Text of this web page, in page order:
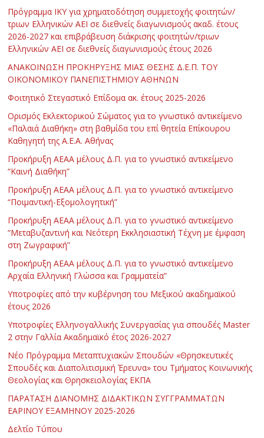
Πρόγραμμα ΙΚΥ για χρηματοδότηση συμμετοχής φοιτητών/
τριων Ελληνικών ΑΕΙ σε διεθνείς διαγωνισμούς ακαδ. έτους
2026-2027 και επιβράβευση διάκρισης φοιτητών/τριων
Ελληνικών ΑΕΙ σε διεθνείς διαγωνισμούς έτους 2026
ΑΝΑΚΟΙΝΩΣΗ ΠΡΟΚΗΡΥΞΗΣ ΜΙΑΣ ΘΕΣΗΣ Δ.Ε.Π. ΤΟΥ
ΟΙΚΟΝΟΜΙΚΟΥ ΠΑΝΕΠΙΣΤΗΜΙΟΥ ΑΘΗΝΩΝ
Φοιτητικό Στεγαστικό Επίδομα ακ. έτους 2025-2026
Ορισμός Εκλεκτορικού Σώματος για το γνωστικό αντικείμενο
«Παλαιά Διαθήκη» στη βαθμίδα του επί θητεία Επίκουρου
Καθηγητή της Α.Ε.Α. Αθήνας
Προκήρυξη ΑΕΑΑ μέλους Δ.Π. για το γνωστικό αντικείμενο
“Καινή Διαθήκη”
Προκήρυξη ΑΕΑΑ μέλους Δ.Π. για το γνωστικό αντικείμενο
“Ποιμαντική-Εξομολογητική”
Προκήρυξη ΑΕΑΑ μέλους Δ.Π. για το γνωστικό αντικείμενο
“Μεταβυζαντινή και Νεότερη Εκκλησιαστική Τέχνη με έμφαση
στη Ζωγραφική”
Προκήρυξη ΑΕΑΑ μέλους Δ.Π. για το γνωστικό αντικείμενο
Αρχαία Ελληνική Γλώσσα και Γραμματεία”
Υποτροφίες από την κυβέρνηση του Μεξικού ακαδημαϊκού
έτους 2026
Υποτροφίες Ελληνογαλλικής Συνεργασίας για σπουδές Master
2 στην Γαλλία Ακαδημαϊκό έτος 2026-2027
Νέο Πρόγραμμα Μεταπτυχιακών Σπουδών «Θρησκευτικές
Σπουδές και Διαπολιτισμική Έρευνα» του Τμήματος Κοινωνικής
Θεολογίας και Θρησκειολογίας ΕΚΠΑ
ΠΑΡΑΤΑΣΗ ΔΙΑΝΟΜΗΣ ΔΙΔΑΚΤΙΚΩΝ ΣΥΓΓΡΑΜΜΑΤΩΝ
ΕΑΡΙΝΟΥ ΕΞΑΜΗΝΟΥ 2025-2026
Δελτίο Τύπου